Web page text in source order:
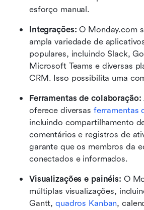
esforço manual.
Integrações: O Monday.com
ampla variedade de
populares, incluindo Slack,
Microsoft Teams e diversas
CRM. Isso possibilita uma
Ferramentas de colaboração:
oferece diversas ferramentas
incluindo compartilhamento
comentários e registros de
garante que os membros da
conectados e informados.
Visualizações e painéis: O
múltiplas visualizações,
Gantt, quadros Kanban,